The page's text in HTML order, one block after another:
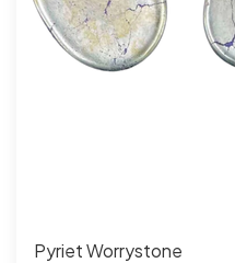
Pyriet Worrystone